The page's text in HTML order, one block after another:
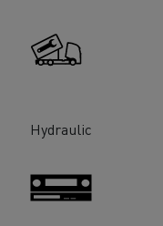
Hydraulic